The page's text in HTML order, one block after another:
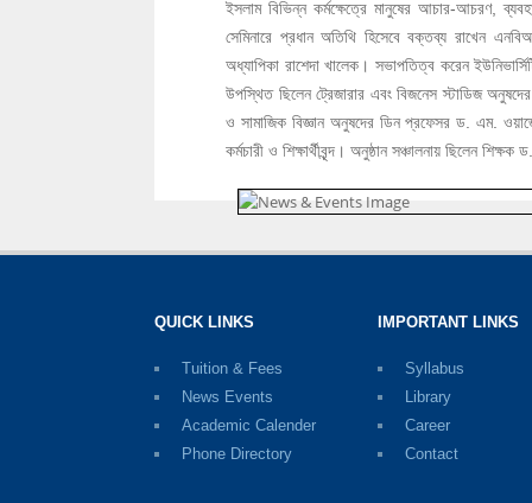
ইসলাম বিভিন্ন কর্মক্ষেত্রে মানুষের আচার-আচরণ,
সেমিনারে প্রধান অতিথি হিসেবে বক্তব্য রাখেন
অধ্যাপিকা রাশেদা খালেক। সভাপতিত্ব করেন
উপস্থিত ছিলেন ট্রেজারার এবং বিজনেস স্টাডিজ
ও সামাজিক বিজ্ঞান অনুষদের ডিন প্রফেসর ড. এম.
কর্মচারী ও শিক্ষার্থীবৃন্দ। অনুষ্ঠান সঞ্চালনায় ছিলেন শিক্ষক
QUICK LINKS
Tuition & Fees
News Events
Academic Calender
Phone Directory
IMPORTANT LINKS
Syllabus
Library
Career
Contact